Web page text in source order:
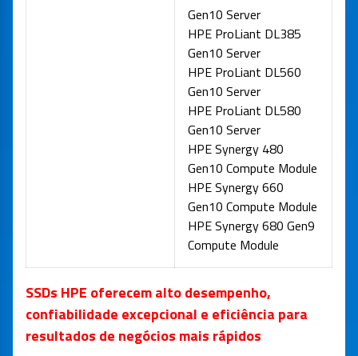
Gen10 Server
HPE ProLiant DL385
Gen10 Server
HPE ProLiant DL560
Gen10 Server
HPE ProLiant DL580
Gen10 Server
HPE Synergy 480
Gen10 Compute Module
HPE Synergy 660
Gen10 Compute Module
HPE Synergy 680 Gen9
Compute Module
SSDs HPE oferecem alto desempenho,
confiabilidade excepcional e eficiência para
resultados de negócios mais rápidos